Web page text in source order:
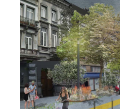
Photo : Bruxelles-Ville
■ Interview d’Elke Van den
Bonsoir Bruxelles
Lire aussi :
Deux personnes
après un